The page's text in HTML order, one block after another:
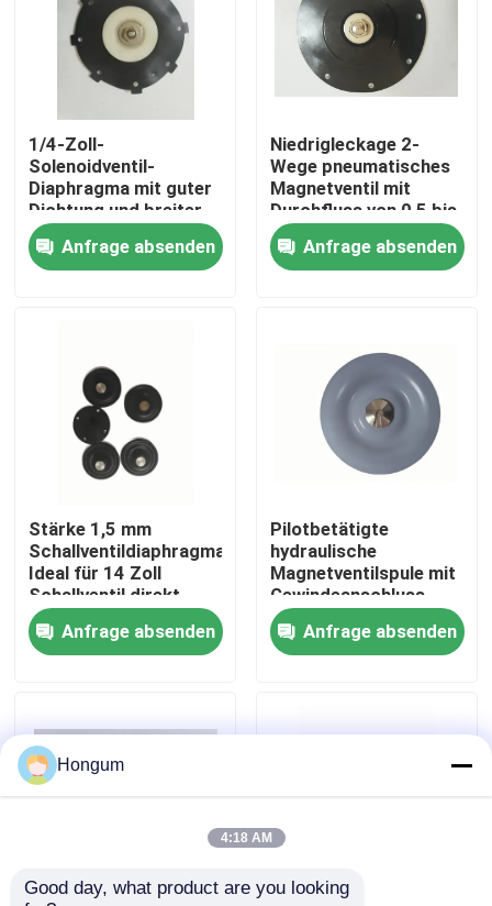
Zu Hause
Über uns
Werksbesichtigung
Qualitätskontrolle
Neuigkeiten
Bitte um ein Angebot
Gummimembrandichtungen
Ventil-Gummimembran
1/4-Zoll-
Solenoidventil-
Diaphragma mit guter
Dichtung und breiter
Verbindung
Größenbereich 1/4-
Zoll bis 2-Zoll für
Anfrage absenden
Niedrigleckage 2-
Wege pneumatisches
Magnetventil mit
Durchfluss von 0,5 bis
5 Lmin im
pneumatischen
System
Anfrage absenden
Stärke 1,5 mm
Schallventildiaphragma
Ideal für 14 Zoll
Schallventil direkt
wirkender Pilot
betriebener Ventil Typ
Verwendung
Anfrage absenden
Pilotbetätigte
hydraulische
Magnetventilspule mit
Gewindeanschluss,
konstruiert für
Leistung in der
hydraulischen
Anfrage absenden
Hongum
4:18 AM
Good day, what product are you looking